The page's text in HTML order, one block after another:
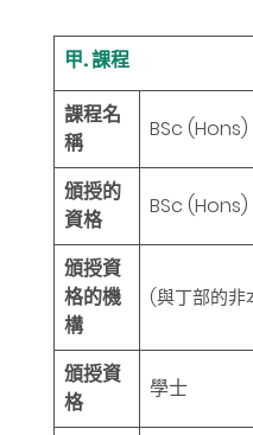
甲. 課程
課程名
稱
BSc
頒授的
資格
BSc
頒授資
格的機
構
(與丁部的非
頒授資
格
學士